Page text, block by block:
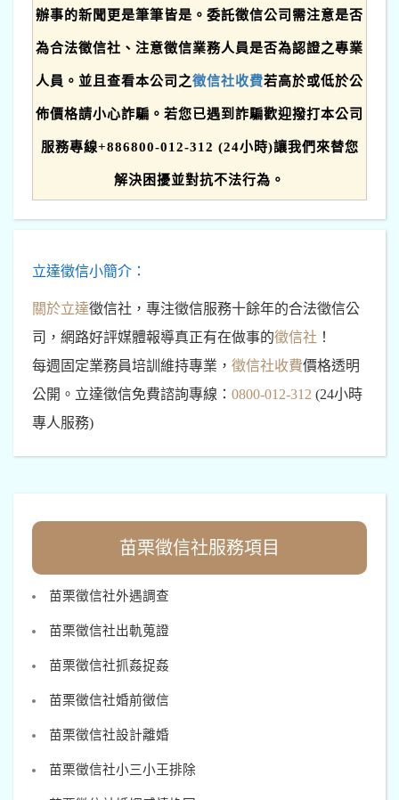
辦事的新聞更是筆筆皆是。委託徵信公司需注意是否
為合法徵信社、注意徵信業務人員是否為認證之專業
人員。並且查看本公司之徵信社收費若高於或低於公
佈價格請小心詐騙。若您已遇到詐騙歡迎撥打本公司
服務專線+886800-012-312 (24小時)讓我們來替您
解決困擾並對抗不法行為。
立達徵信小簡介：
關於立達徵信社，專注徵信服務十餘年的合法徵信公
司，網路好評媒體報導真正有在做事的徵信社 ！
每週固定業務員培訓維持專業， 徵信社收費價格透明
公開。立達徵信免費諮詢專線： 0800-012-312 (24小時
專人服務)
苗栗徵信社服務項目
苗栗徵信社外遇調查
苗栗徵信社出軌蒐證
苗栗徵信社抓姦捉姦
苗栗徵信社婚前徵信
苗栗徵信社設計離婚
苗栗徵信社小三小王排除